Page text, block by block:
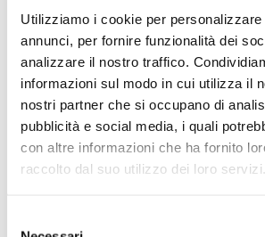
Utilizziamo i cookie per
annunci, per fornire funzionalità dei
analizzare il nostro traffico.
informazioni sul modo in cui utilizza il
nostri partner che si occupano di
pubblicità e social media, i quali
con altre informazioni che ha fornito
raccolto dal suo utilizzo dei loro servizi.